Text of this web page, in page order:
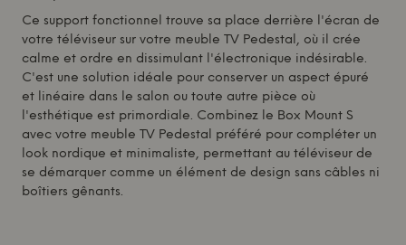
Ce support fonctionnel trouve sa place derrière l'écran de
votre téléviseur sur votre meuble TV Pedestal , où il crée
calme et ordre en dissimulant l'électronique indésirable.
C'est une solution idéale pour conserver un aspect épuré
et linéaire dans le salon ou toute autre pièce où
l'esthétique est primordiale. Combinez le Box Mount S
avec votre meuble TV Pedestal
préféré pour compléter un
look nordique et minimaliste, permettant au téléviseur de
se démarquer comme un élément de design sans câbles ni
boîtiers gênants.